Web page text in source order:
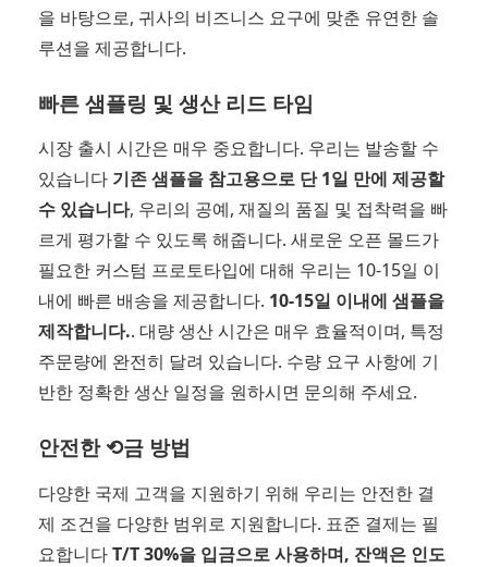
을 바탕으로, 귀사의 비즈니스 요구에 맞춘 유연한 솔
루션을 제공합니다.
빠른 샘플링 및 생산 리드 타임
시장 출시 시간은 매우 중요합니다. 우리는 발송할 수
있습니다 기존 샘플을 참고용으로 단 1일 만에 제공할
수 있습니다, 우리의 공예, 재질의 품질 및 접착력을 빠
르게 평가할 수 있도록 해줍니다. 새로운 오픈 몰드가
필요한 커스텀 프로토타입에 대해 우리는 10-15일 이
내에 빠른 배송을 제공합니다. 10-15일 이내에 샘플을
제작합니다.. 대량 생산 시간은 매우 효율적이며, 특정
주문량에 완전히 달려 있습니다. 수량 요구 사항에 기
반한 정확한 생산 일정을 원하시면 문의해 주세요.
안전한 ⟲금 방법
다양한 국제 고객을 지원하기 위해 우리는 안전한 결
제 조건을 다양한 범위로 지원합니다. 표준 결제는 필
요합니다T/T 30%을 입금으로 사용하며, 잔액은 인도